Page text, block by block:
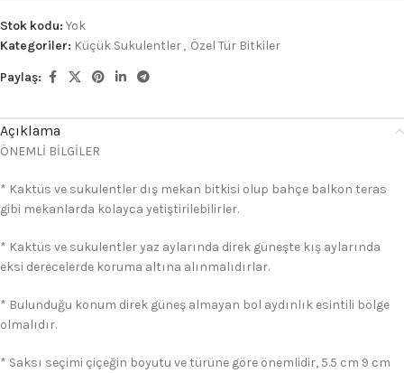
Stok kodu: Yok
Kategoriler: Küçük Sukulentler, Özel Tür Bitkiler
Paylaş:
Açıklama
ÖNEMLİ BİLGİLER
* Kaktüs ve sukulentler dış mekan bitkisi olup bahçe balkon teras
gibi mekanlarda kolayca yetiştirilebilirler.
* Kaktüs ve sukulentler yaz aylarında direk güneşte kış aylarında
eksi derecelerde koruma altına alınmalıdırlar.
* Bulunduğu konum direk güneş almayan bol aydınlık esintili bölge
olmalıdır.
* Saksı seçimi çiçeğin boyutu ve türüne göre önemlidir, 5.5 cm 9 cm